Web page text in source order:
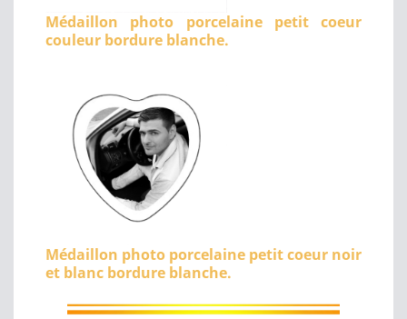
Médaillon photo porcelaine petit coeur
couleur bordure blanche.
Médaillon photo porcelaine petit coeur noir
et blanc bordure blanche.